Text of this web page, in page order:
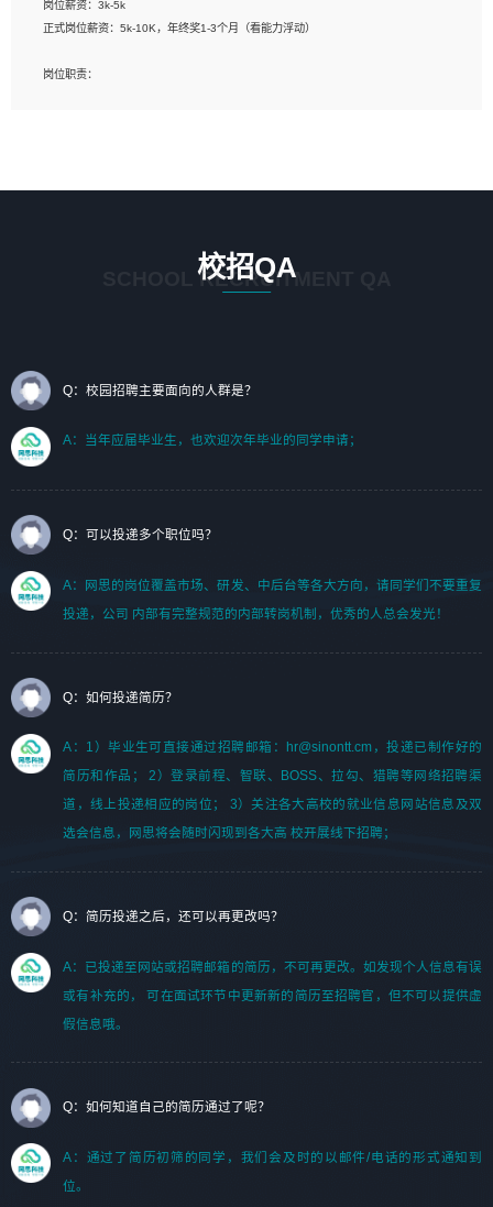
标志及吉祥物设计，效果图后期处理等。
1、艺术设计类相关专业；（其中需求分析顾问不限专业）
岗位薪资：3k-5k
正式岗位薪资：5k-10K，年终奖1-3个月（看能力浮动）
岗位职责：
2. 熟悉 前端常用框架, 能独立完成设计给予的 UI 效果;
3. 有良好的代码习惯, 低级错误出现频率低;
7. 了解或熟悉 WebGL 及相关框架优先。
（岗位人员专职于行业应用解决方案、项目申报方案、投标方案的策划编写）
校招QA
SCHOOL RECRUITMENT QA
Q：校园招聘主要面向的人群是？
A：当年应届毕业生，也欢迎次年毕业的同学申请；
Q：可以投递多个职位吗？
A：网思的岗位覆盖市场、研发、中后台等各大方向，请同学们不要重复
投递，公司 内部有完整规范的内部转岗机制，优秀的人总会发光！
Q：如何投递简历？
A：1）毕业生可直接通过招聘邮箱：hr@sinontt.cm，投递已制作好的
简历和作品； 2）登录前程、智联、BOSS、拉勾、猎聘等网络招聘渠
道，线上投递相应的岗位； 3）关注各大高校的就业信息网站信息及双
选会信息，网思将会随时闪现到各大高 校开展线下招聘；
Q：简历投递之后，还可以再更改吗？
A：已投递至网站或招聘邮箱的简历，不可再更改。如发现个人信息有误
或有补充的， 可在面试环节中更新新的简历至招聘官，但不可以提供虚
假信息哦。
Q：如何知道自己的简历通过了呢？
A：通过了简历初筛的同学，我们会及时的以邮件/电话的形式通知到
位。